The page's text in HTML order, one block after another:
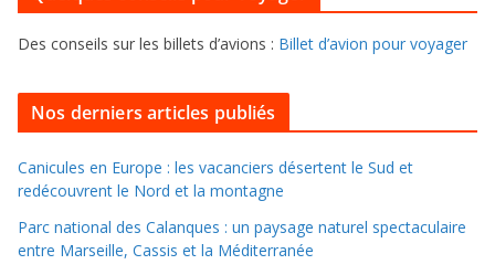
e
s
o
l
l
e
r
d
Des conseils sur les billets d’avions : Billet d’avion pour voyager
Nos derniers articles publiés
Canicules en Europe : les vacanciers désertent le Sud et
redécouvrent le Nord et la montagne
Parc national des Calanques : un paysage naturel spectaculaire
entre Marseille, Cassis et la Méditerranée